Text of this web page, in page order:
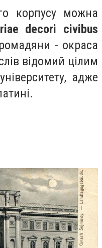
корпусу можна
decori civibus
- окраса
відомий цілим
адже